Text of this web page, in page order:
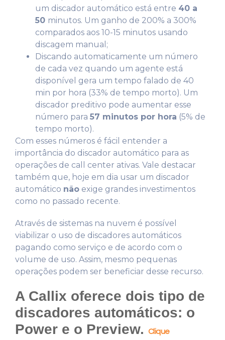
um discador automático está entre 40 a
50 minutos. Um ganho de 200% a 300%
comparados aos 10-15 minutos usando
discagem manual;
Discando automaticamente um número
de cada vez quando um agente está
disponível gera um tempo falado de 40
min por hora (33% de tempo morto). Um
discador preditivo pode aumentar esse
número para 57 minutos por hora (5% de
tempo morto).
Com esses números é fácil entender a
importância do discador automático para as
operações de call center ativas. Vale destacar
também que, hoje em dia usar um discador
automático não exige grandes investimentos
como no passado recente.
Através de sistemas na nuvem é possível
viabilizar o uso de discadores automáticos
pagando como serviço e de acordo com o
volume de uso. Assim, mesmo pequenas
operações podem ser beneficiar desse recurso.
A Callix oferece dois tipo de
discadores automáticos: o
Power e o Preview.
Clique